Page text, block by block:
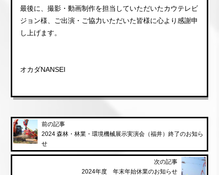
最後に、撮影・動画制作を担当していただいたカウテレビ
ジョン様、ご出演・ご協力いただいた皆様に心より感謝申
し上げます。
オカダNANSEI
前の記事
2024 森林・林業・環境機械展示実演会（福井）終了のお知ら
せ
次の記事
2024年度 年末年始休業のお知らせ